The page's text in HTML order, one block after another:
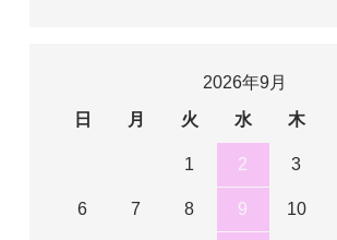
2026年9月
日
月 火 水 木
1 2 3
6 7 8 9 10